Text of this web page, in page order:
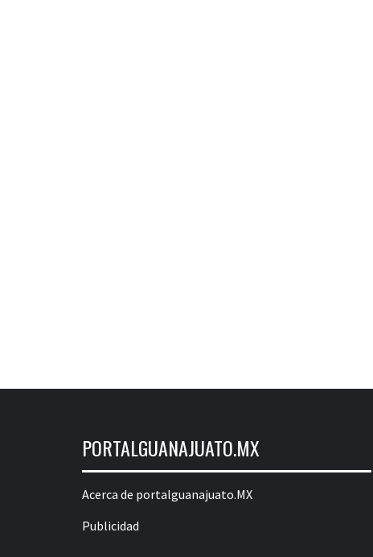
PORTALGUANAJUATO.MX
Acerca de portalguanajuato.MX
Publicidad